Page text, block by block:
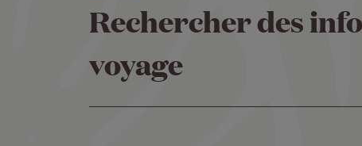
d'Ariane
Rechercher des
voyage